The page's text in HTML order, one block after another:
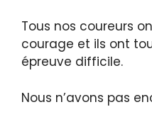
Tous nos coureurs
courage et ils ont
épreuve difficile.
Nous n’avons pas